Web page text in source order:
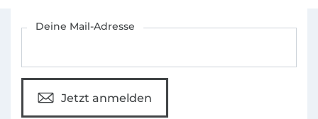
Deine Mail-Adresse
Jetzt anmelden